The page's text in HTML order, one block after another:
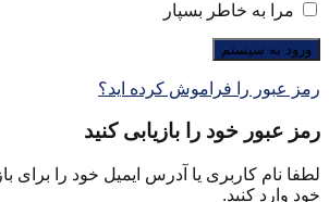
مرا به خاطر بسپار
رمز عبور را فراموش کرده اید؟
رمز عبور خود را بازیابی کنید
لطفا نام کاربری یا آدرس ایمیل خود را برای
خود وارد کنید.